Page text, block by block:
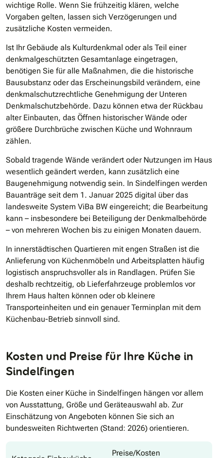
wichtige Rolle. Wenn Sie frühzeitig klären, welche
Vorgaben gelten, lassen sich Verzögerungen und
zusätzliche Kosten vermeiden.
Ist Ihr Gebäude als Kulturdenkmal oder als Teil einer
denkmalgeschützten Gesamtanlage eingetragen,
benötigen Sie für alle Maßnahmen, die die historische
Bausubstanz oder das Erscheinungsbild verändern, eine
denkmalschutzrechtliche Genehmigung der Unteren
Denkmalschutzbehörde. Dazu können etwa der Rückbau
alter Einbauten, das Öffnen historischer Wände oder
größere Durchbrüche zwischen Küche und Wohnraum
zählen.
Sobald tragende Wände verändert oder Nutzungen im Haus
wesentlich geändert werden, kann zusätzlich eine
Baugenehmigung notwendig sein. In Sindelfingen werden
Bauanträge seit dem 1. Januar 2025 digital über das
landesweite System ViBa BW eingereicht; die Bearbeitung
kann – insbesondere bei Beteiligung der Denkmalbehörde
– von mehreren Wochen bis zu einigen Monaten dauern.
In innerstädtischen Quartieren mit engen Straßen ist die
Anlieferung von Küchenmöbeln und Arbeitsplatten häufig
logistisch anspruchsvoller als in Randlagen. Prüfen Sie
deshalb rechtzeitig, ob Lieferfahrzeuge problemlos vor
Ihrem Haus halten können oder ob kleinere
Transporteinheiten und ein genauer Terminplan mit dem
Küchenbau-Betrieb sinnvoll sind.
Kosten und Preise für Ihre Küche in
Sindelfingen
Die Kosten einer Küche in Sindelfingen hängen vor allem
von Ausstattung, Größe und Geräteauswahl ab. Zur
Einschätzung von Angeboten können Sie sich an
bundesweiten Richtwerten (Stand: 2026) orientieren.
Preise/Kosten